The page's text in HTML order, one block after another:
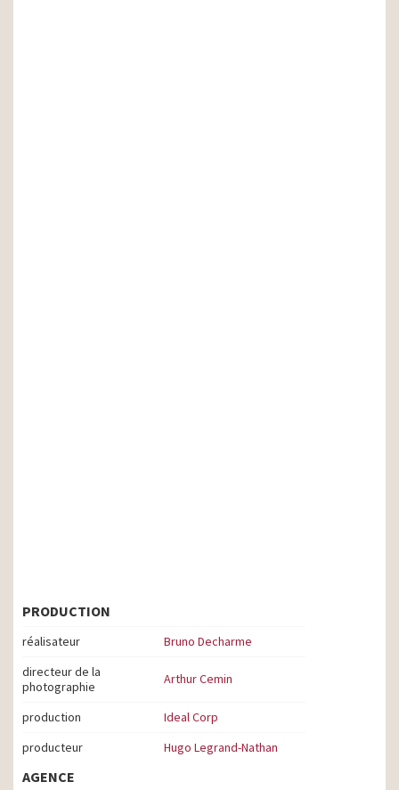
PRODUCTION
réalisateur
Bruno Decharme
directeur de la
photographie
Arthur Cemin
production
Ideal Corp
producteur
Hugo Legrand-Nathan
AGENCE